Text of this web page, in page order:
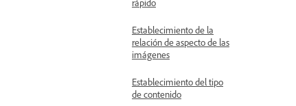
rápido
Establecimiento de la
relación de aspecto de las
imágenes
Establecimiento del tipo
de contenido